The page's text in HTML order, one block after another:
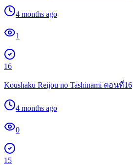
4 months ago
1
16
Koushaku Reijou no Tashinami ตอนที่16
4 months ago
0
15